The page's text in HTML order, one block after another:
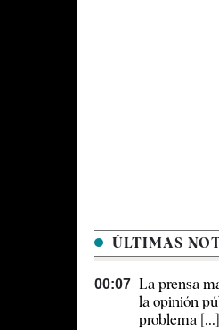
ÚLTIMAS
00:07 La prensa
la opinión
problema [...]